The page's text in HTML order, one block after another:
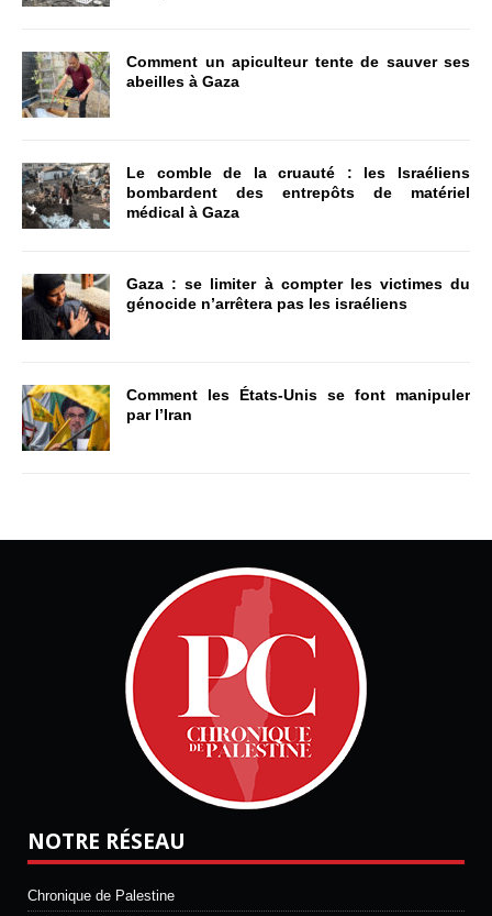
Comment un apiculteur tente de sauver ses
abeilles à Gaza
Le comble de la cruauté : les Israéliens
bombardent des entrepôts de matériel
médical à Gaza
Gaza : se limiter à compter les victimes du
génocide n’arrêtera pas les israéliens
Comment les États-Unis se font manipuler
par l’Iran
NOTRE RÉSEAU
Chronique de Palestine